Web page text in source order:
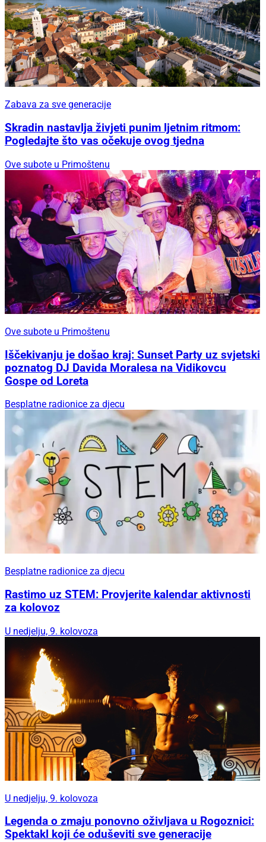
Zabava za sve generacije
Skradin nastavlja živjeti punim ljetnim ritmom:
Pogledajte što vas očekuje ovog tjedna
Ove subote u Primoštenu
Ove subote u Primoštenu
Iščekivanju je došao kraj: Sunset Party uz svjetski
poznatog DJ Davida Moralesa na Vidikovcu
Gospe od Loreta
Besplatne radionice za djecu
Besplatne radionice za djecu
Rastimo uz STEM: Provjerite kalendar aktivnosti
za kolovoz
U nedjelju, 9. kolovoza
U nedjelju, 9. kolovoza
Legenda o zmaju ponovno oživljava u Rogoznici:
Spektakl koji će oduševiti sve generacije